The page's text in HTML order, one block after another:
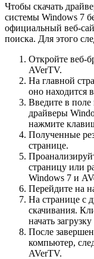
Чтобы скачать
системы Windows 7
официальный веб-
поиска. Для этого
Откройте веб-
AVerTV.
На главной
оно находится
Введите в
драйверы
нажмите
Полученные
странице.
страницу или
Windows 7 и
Перейдите на
На странице с
скачивания.
начать
После
компьютер,
AVerTV.